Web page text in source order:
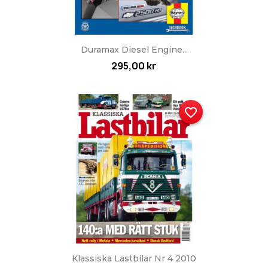
Duramax Diesel Engine...
295,00 kr
Klassiska Lastbilar Nr 4 2010
favorite_border